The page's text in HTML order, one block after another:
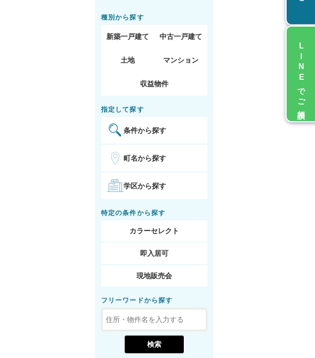
種別から探す
新築一戸建て 中古一戸建て
土地 マンション
収益物件
指定して探す
条件から探す
町名から探す
学区から探す
特定の条件から探す
カラーセレクト
即入居可
現地販売会
フリーワードから探す
LINEでご相談